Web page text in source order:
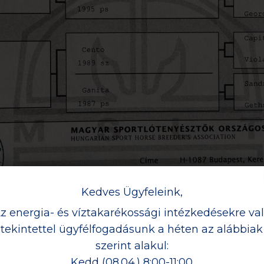
Kedves Ügyfeleink,
energia- és víztakarékossági intézkedésekre
tekintettel ügyfélfogadásunk a héten az alábbiak
szerint alakul: